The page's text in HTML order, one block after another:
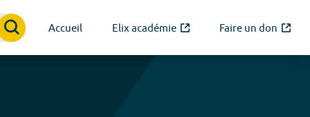
Accueil Elix académie Faire un don